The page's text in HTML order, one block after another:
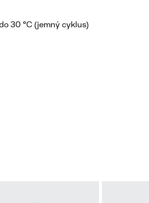
30 °C (jemný cyklus)